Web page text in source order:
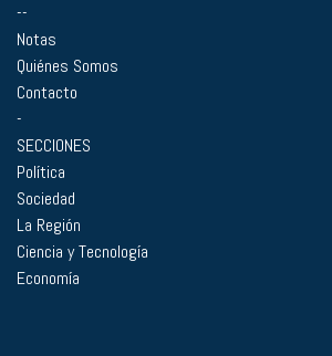
--
Notas
Quiénes Somos
Contacto
-
SECCIONES
Política
Sociedad
La Región
Ciencia y Tecnología
Economía